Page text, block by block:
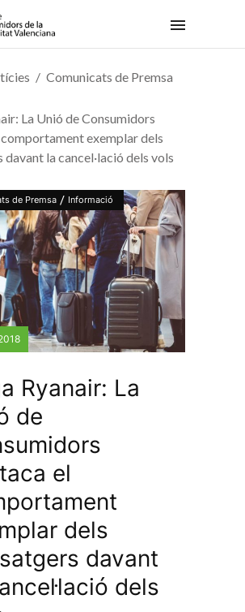
Comunicats de Premsa
La Unió de Consumidors
exemplar dels
davant la cancel·lació dels vols
de Premsa / Informació
Ryanair: La
de
el
dels
davant
dels